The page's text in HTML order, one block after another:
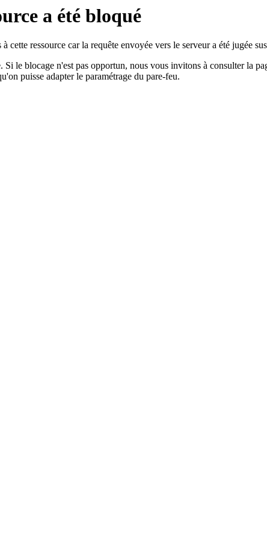
a été bloqué
ressource car la requête envoyée vers le serveur a été jugée
le blocage n'est pas opportun, nous vous invitons à consulter la
puisse adapter le paramétrage du pare-feu.